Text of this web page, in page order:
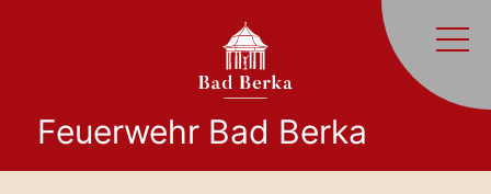
Feuerwehr Bad Berka